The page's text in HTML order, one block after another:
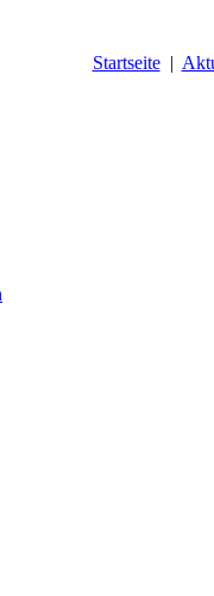
Startseite|